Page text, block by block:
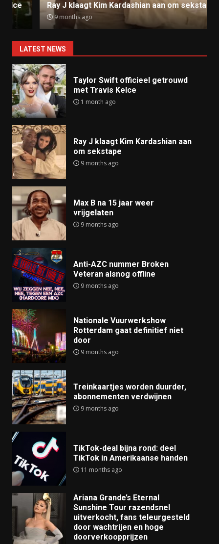
Ray J klaagt Kim Kardashian aan om sekstape
9 months ago
LATEST NEWS
Taylor Swift officieel getrouwd
met Travis Kelce
1 month ago
Ray J klaagt Kim Kardashian aan
om sekstape
9 months ago
Max B na 15 jaar weer
vrijgelaten
9 months ago
Anti-AZC nummer Broken
Veteran alsnog offline
9 months ago
Nationale Vuurwerkshow
Rotterdam gaat definitief niet
door
9 months ago
Treinkaartjes worden duurder,
abonnementen verdwijnen
9 months ago
TikTok-deal bijna rond: deel
TikTok in Amerikaanse handen
11 months ago
Ariana Grande’s Eternal
Sunshine Tour razendsnel
uitverkocht, fans teleurgesteld
door wachtrijen en hoge
doorverkoopprijzen